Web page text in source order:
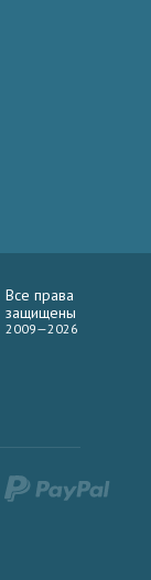
Все права
защищены
2009—2026